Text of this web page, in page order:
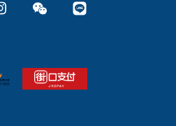
Instagram Wechat